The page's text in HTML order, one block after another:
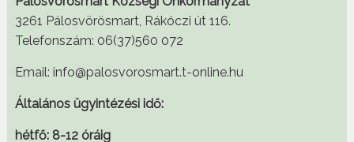
3261 Pálosvörösmart, Rákóczi út 116.
Telefonszám: 06(37)560 072
Email: info@palosvorosmart.t-online.hu
Általános ügyintézési idő:
hétfő: 8-12 óráig